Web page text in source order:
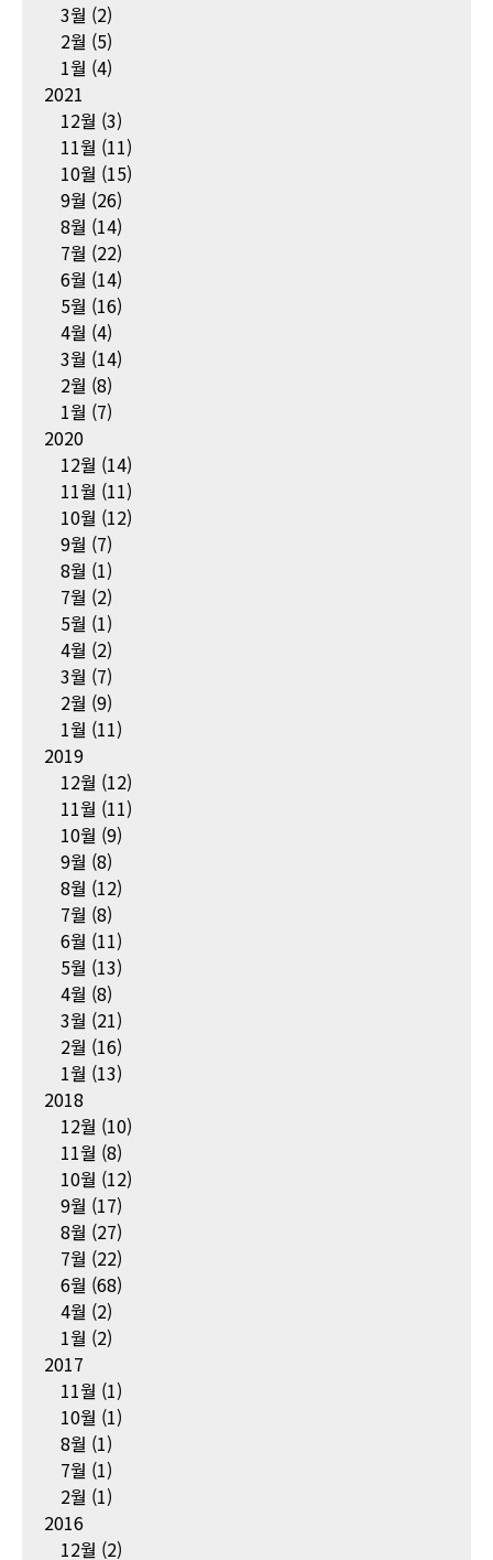
3월 (2)
2월 (5)
1월 (4)
2021
12월 (3)
11월 (11)
10월 (15)
9월 (26)
8월 (14)
7월 (22)
6월 (14)
5월 (16)
4월 (4)
3월 (14)
2월 (8)
1월 (7)
2020
12월 (14)
11월 (11)
10월 (12)
9월 (7)
8월 (1)
7월 (2)
5월 (1)
4월 (2)
3월 (7)
2월 (9)
1월 (11)
2019
12월 (12)
11월 (11)
10월 (9)
9월 (8)
8월 (12)
7월 (8)
6월 (11)
5월 (13)
4월 (8)
3월 (21)
2월 (16)
1월 (13)
2018
12월 (10)
11월 (8)
10월 (12)
9월 (17)
8월 (27)
7월 (22)
6월 (68)
4월 (2)
1월 (2)
2017
11월 (1)
10월 (1)
8월 (1)
7월 (1)
2월 (1)
2016
12월 (2)